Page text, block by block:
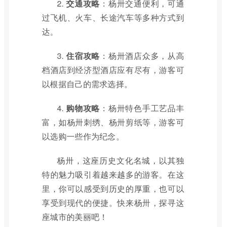
2.交通攻略 ：杨卅交通便利，可通
过飞机、火车、长途汽车等多种方式到
达。
3.住宿攻略 ：杨卅酒店众多，从高
档酒店到经济型酒店应有尽有，游客可
以根据自己的需求选择。
4. 购物攻略 ：杨卅特色手工艺品丰
富，如杨卅刺绣、杨卅剪纸等，游客可
以选购一些作为纪念。
杨卅，这座历史文化名城，以其独
特的魅力吸引着越来越多的游客。在这
里，你可以感受到历史的厚重，也可以
享受到现代的便捷。快来杨卅，探寻这
座城市的美丽吧！